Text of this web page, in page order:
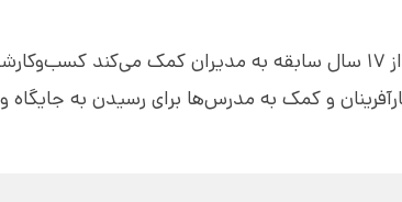
سایت مدیرسبز با بیش از 17 سال سابقه به مدیران کمک
و کمک به مدرس‌ها برای رسیدن به